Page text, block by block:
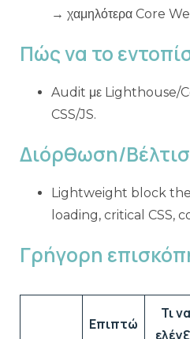
→ χαμηλότερα Core
Πώς να το
Audit με Lighthouse/
CSS/JS.
Διόρθωση/
Lightweight block
loading, critical CSS,
Γρήγορη
Επιπτώ
Τι να